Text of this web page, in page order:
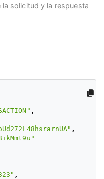
solicitud y la respuesta
,
,
,